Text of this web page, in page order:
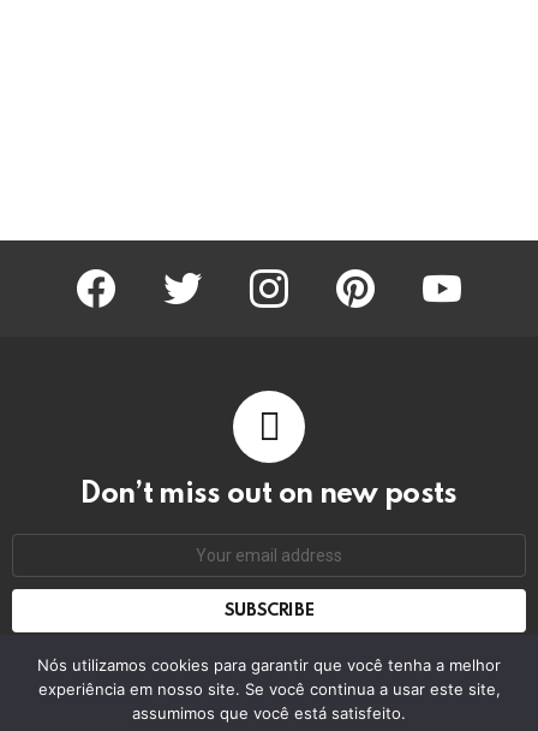
facebook twitter instagram pinterest youtube
Don’t miss out on new posts
Nós utilizamos cookies para garantir que você tenha a melhor
experiência em nosso site. Se você continua a usar este site,
assumimos que você está satisfeito.